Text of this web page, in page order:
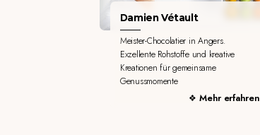
Damien Vétault
Meister-Chocolatier in Angers.
Exzellente Rohstoffe und kreative
Kreationen für gemeinsame
Genussmomente
Mehr erfahren